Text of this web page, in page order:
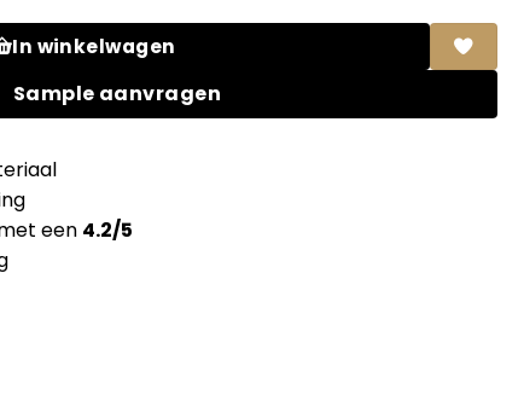
In winkelwagen
Sample aanvragen
een 4.2/5